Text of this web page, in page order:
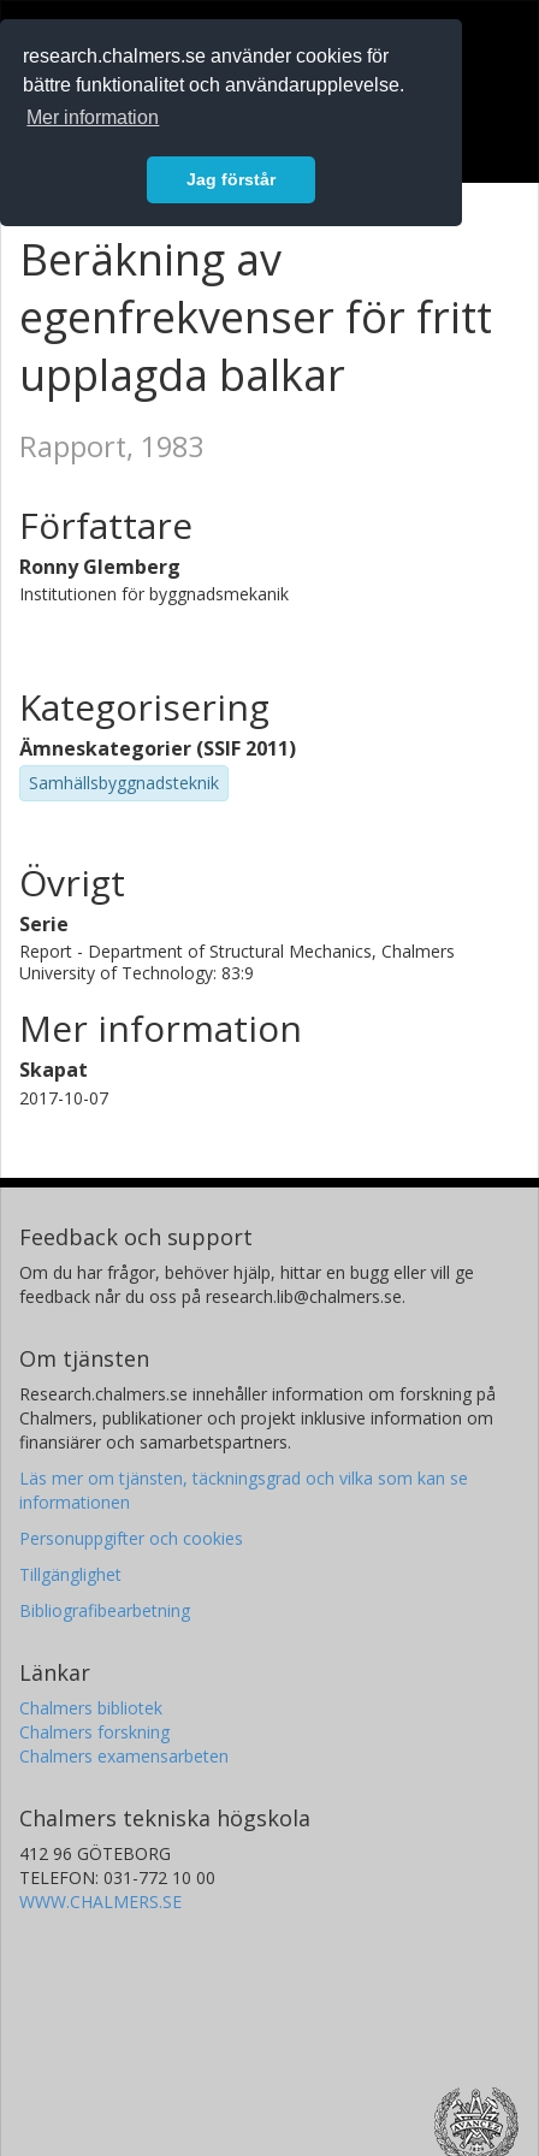
research.chalmers.se använder cookies för
bättre funktionalitet och användarupplevelse.
Mer information
Jag förstår
Beräkning av
egenfrekvenser för fritt
upplagda balkar
Rapport, 1983
Författare
Ronny Glemberg
Institutionen för byggnadsmekanik
Kategorisering
Ämneskategorier (SSIF 2011)
Samhällsbyggnadsteknik
Övrigt
Serie
Report - Department of Structural Mechanics, Chalmers
University of Technology: 83:9
Mer information
Skapat
2017-10-07
Feedback och support
Om du har frågor, behöver hjälp, hittar en bugg eller vill ge
feedback når du oss på research.lib@chalmers.se.
Om tjänsten
Research.chalmers.se innehåller information om forskning på
Chalmers, publikationer och projekt inklusive information om
finansiärer och samarbetspartners.
Läs mer om tjänsten, täckningsgrad och vilka som kan se
informationen
Personuppgifter och cookies
Tillgänglighet
Bibliografibearbetning
Länkar
Chalmers bibliotek
Chalmers forskning
Chalmers examensarbeten
Chalmers tekniska högskola
412 96 GÖTEBORG
TELEFON: 031-772 10 00
WWW.CHALMERS.SE